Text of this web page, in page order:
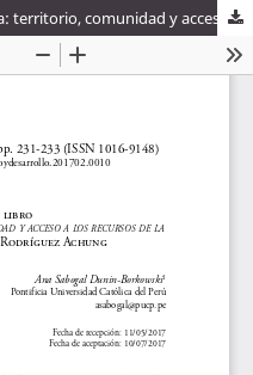
Reseña del libro Naro Matsigenka: territorio, comunidad y acceso a los recursos de la biodiversidad de Martha Rodríguez Achung